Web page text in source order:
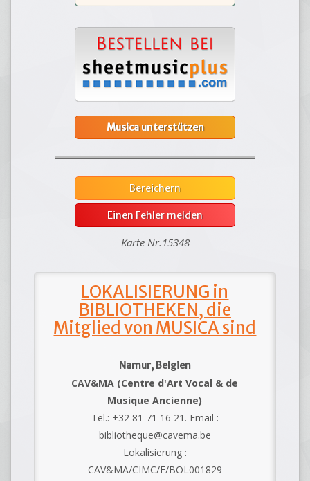
Musica unterstützen
Bereichern
Einen Fehler melden
Karte Nr.15348
LOKALISIERUNG in
BIBLIOTHEKEN, die
Mitglied von MUSICA sind
Namur, Belgien
CAV&MA (Centre d'Art Vocal & de
Musique Ancienne)
Tel.: +32 81 71 16 21. Email :
bibliotheque@cavema.be
Lokalisierung :
CAV&MA/CIMC/F/BOL001829